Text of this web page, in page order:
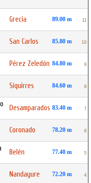
Grecia 89.00 m 11
San Carlos 85.80 m 10
Pérez Zeledón 84.80 m 9
Siquirres 84.60 m 8
Desamparados 83.40 m 7
Coronado 78.20 m 6
Belén 77.40 m 5
Nandayure 72.20 m 4